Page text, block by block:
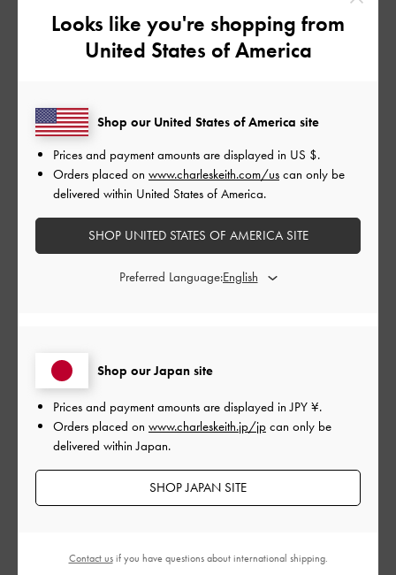
もっと見る
ご利用者様
差し色におすすめ！
サイズは普段22. 5cmで、35サイズがピッタリでした！
Sapporo店 Shiori
サイズ: 35/22.5cm |カラー: その他
とても良かった
とても良かった
Looks like you're shopping from
United States of America
Shop our Japan site
Prices and payment amounts are displayed inJPY ¥.
Orders placed on www.charleskeith.jp/jp can only be
delivered within Japan.
SHOP JAPAN SITE
Shop our United States of America site
Prices and payment amounts are displayed in US $.
Orders placed on www.charleskeith.com/us can only be
delivered within United States of America.
SHOP UNITED STATES OF AMERICA SITE
Preferred Language:
Contact usif you have questions about international shipping.